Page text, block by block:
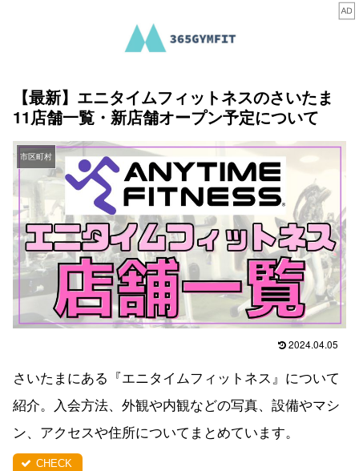
【最新】エニタイムフィットネスのさいたま
11店舗一覧・新店舗オープン予定について
市区町村
2024.04.05
さいたまにある『エニタイムフィットネス』について
紹介。入会方法、外観や内観などの写真、設備やマシ
ン、アクセスや住所についてまとめています。